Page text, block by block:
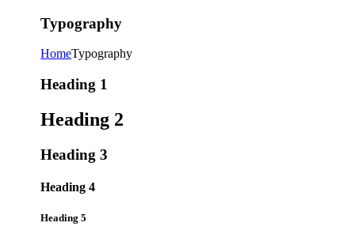
Typography
HomeTypography
Heading 1
Heading 2
Heading 3
Heading 4
Heading 5